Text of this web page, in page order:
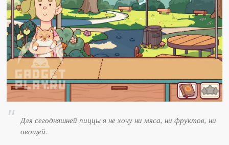
Для сегодняшней пиццы я не хочу ни мяса, ни фруктов, ни
овощей.